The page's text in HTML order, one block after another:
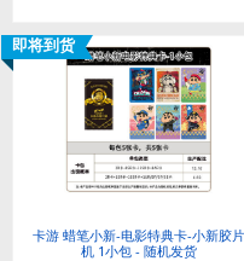
即将到货
卡游 蜡笔小新-电影特典卡-小新胶片
机 1小包 - 随机发货